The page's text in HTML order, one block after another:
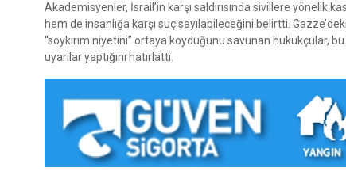
Akademisyenler, İsrail’in karşı saldırısında sivillere yönelik
hem de insanlığa karşı suç sayılabileceğini belirtti.
“soykırım niyetini” ortaya koyduğunu savunan hukukçular,
uyarılar yaptığını hatırlattı.